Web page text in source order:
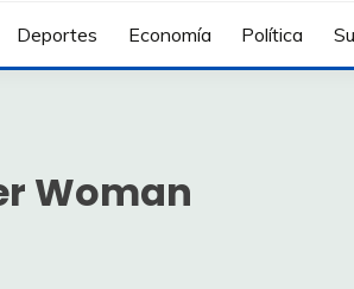
Deportes Economía Política
Woman